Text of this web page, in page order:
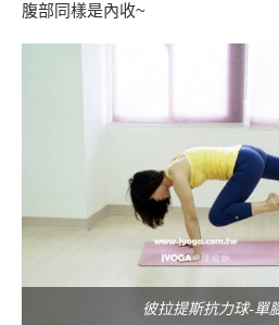
腹部同樣是內收~
彼拉提斯抗力球-單